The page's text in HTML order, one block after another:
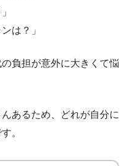
は？」
負担が意外に大きくて悩
あるため、どれが自分に
。